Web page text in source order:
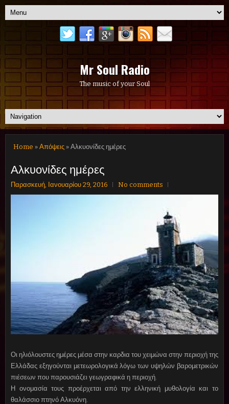
Mr Soul Radio
The music of your Soul
Home » Απόψεις » Αλκυονίδες ημέρες
Αλκυονίδες ημέρες
Παρασκευή, Ιανουαρίου 29, 2016 No comments
Οι ηλιόλουστες ημέρες μέσα στην καρδια του χειμώνα στην περιοχή της
Ελλάδας εξηγούνται μετεωρολογικά λόγω των υψηλών βαρομετρικών
πιέσεων που παρουσιάζει γεωγραφικά η περιοχή.
Η ονομασία τους προέρχεται από την ελληνική μυθολογία και το
θαλάσσιο πτηνό Αλκυόνη.